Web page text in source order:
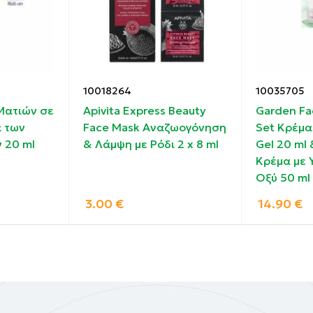
την ξεπλένοντας καλά με χλιαρό νερό. Για πιο
σε
των
20 ml
10018264
Apivita Express Beauty
Face Mask Αναζωογόνηση
& Λάμψη με Ρόδι 2 x 8 ml
3.00 €
10035705
Garden
Set
Gel 20 ml
Κρέμα με
Οξύ 50 ml
14.90 €